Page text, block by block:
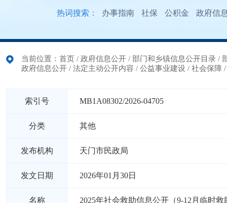
热词搜索： 办事指南 社保 公积金 政府信
当前位置： 首页 / 政府信息公开 / 部门和乡镇信息公开目录 /
政府信息公开 / 法定主动公开内容 / 公益事业建设 / 社会保障
索引号 MB1A08302/2026-04705
分类 其他
发布机构 天门市民政局
发文日期 2026年01月30日
名称 2025年社会救助信息公开（9-12月临时救